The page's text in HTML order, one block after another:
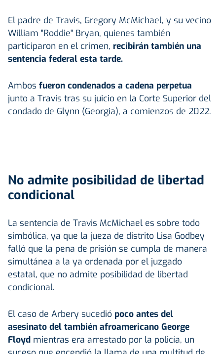
El padre de Travis, Gregory McMichael, y su vecino
William "Roddie" Bryan, quienes también
participaron en el crimen, recibirán también una
sentencia federal esta tarde.
Ambos fueron condenados a cadena perpetua
junto a Travis tras su juicio en la Corte Superior del
condado de Glynn (Georgia), a comienzos de 2022.
No admite posibilidad de libertad
condicional
La sentencia de Travis McMichael es sobre todo
simbólica, ya que la jueza de distrito Lisa Godbey
falló que la pena de prisión se cumpla de manera
simultánea a la ya ordenada por el juzgado
estatal, que no admite posibilidad de libertad
condicional.
El caso de Arbery sucedió poco antes del
asesinato del también afroamericano George
Floyd mientras era arrestado por la policía, un